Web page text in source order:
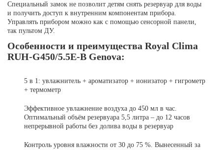
Специальный замок не позволит детям снять резервуар для воды
и получить доступ к внутренним компонентам прибора.
Управлять прибором можно как с помощью сенсорной панели,
так пультом ДУ.
Особенности и преимущества Royal Clima
RUH-G450/5.5E-B Genova:
5 в 1: увлажнитель + ароматизатор + ионизатор + гигрометр
+ термометр
Эффективное увлажнение воздуха до 450 мл в час.
Оптимальный объём резервуара 5,5 литра – до 12 часов
непрерывной работы без долива воды в резервуар
Контроль уровня влажности от 30 до 75 %. Вынесенный за